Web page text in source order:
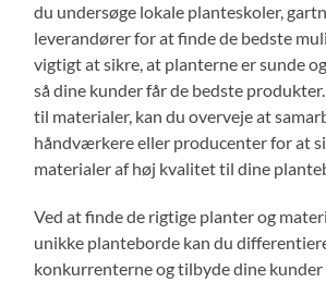
du undersøge lokale planteskoler,
leverandører for at finde de bedste
vigtigt at sikre, at planterne er sunde
så dine kunder får de bedste
til materialer, kan du overveje at
håndværkere eller producenter for at
materialer af høj kvalitet til dine
Ved at finde de rigtige planter og
unikke planteborde kan du
konkurrenterne og tilbyde dine